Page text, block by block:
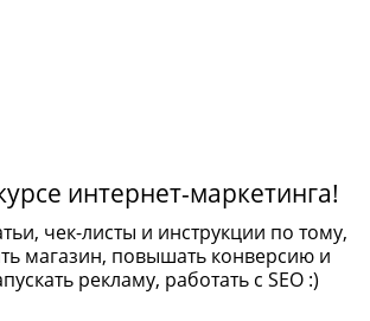
интернет-маркетинга!
чек-листы и инструкции по тому,
магазин, повышать конверсию и
рекламу, работать с SEO :)